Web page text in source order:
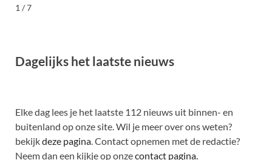
1 / 7
Dagelijks het laatste nieuws
Elke dag lees je het laatste 112 nieuws uit binnen- en
buitenland op onze site. Wil je meer over ons weten?
bekijkdeze pagina . Contact opnemen met de redactie?
Neem dan een kijkje op onzecontact pagina.